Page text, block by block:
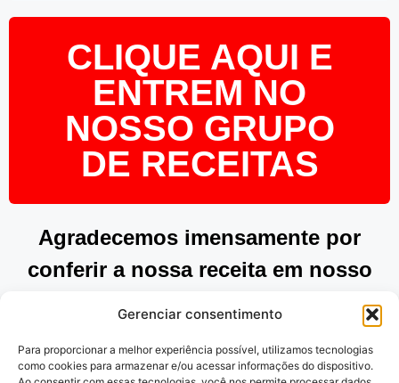
Gerenciar consentimento
Para proporcionar a melhor experiência possível, utilizamos tecnologias
como cookies para armazenar e/ou acessar informações do dispositivo.
CLIQUE AQUI E
ENTREM NO
NOSSO GRUPO
DE RECEITAS
Agradecemos imensamente por
conferir a nossa receita em nosso
encontrado inspiração e praticidade
para preparar pratos deliciosos.